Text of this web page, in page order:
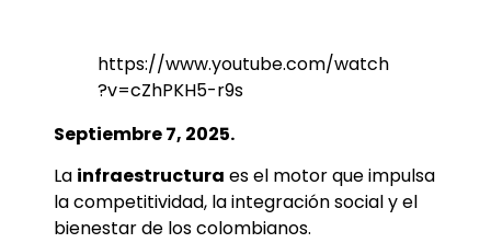
https://www.youtube.com/watch
?v=cZhPKH5-r9s
Septiembre 7, 2025.
La infraestructura es el motor que impulsa
la competitividad, la integración social y el
bienestar de los colombianos.